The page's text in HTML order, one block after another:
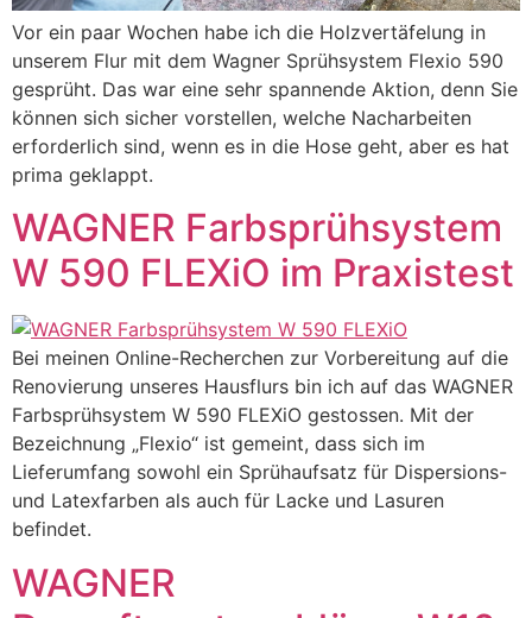
Vor ein paar Wochen habe ich die Holzvertäfelung in
unserem Flur mit dem Wagner Sprühsystem Flexio 590
gesprüht. Das war eine sehr spannende Aktion, denn Sie
können sich sicher vorstellen, welche Nacharbeiten
erforderlich sind, wenn es in die Hose geht, aber es hat
prima geklappt.
WAGNER Farbsprühsystem
W 590 FLEXiO im Praxistest
Bei meinen Online-Recherchen zur Vorbereitung auf die
Renovierung unseres Hausflurs bin ich auf das WAGNER
Farbsprühsystem W 590 FLEXiO gestossen. Mit der
Bezeichnung „Flexio“ ist gemeint, dass sich im
Lieferumfang sowohl ein Sprühaufsatz für Dispersions-
und Latexfarben als auch für Lacke und Lasuren
befindet.
WAGNER